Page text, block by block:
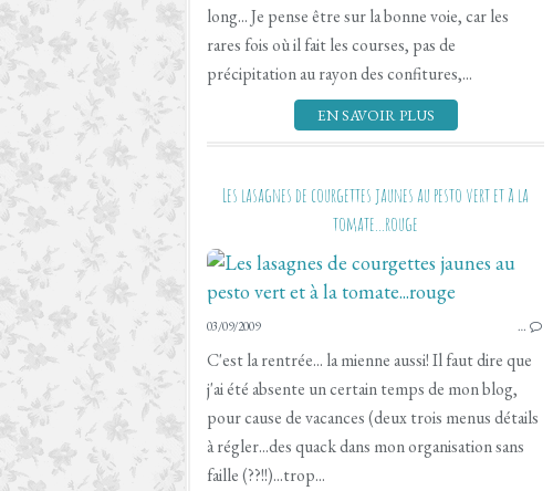
long... Je pense être sur la bonne voie, car les
rares fois où il fait les courses, pas de
précipitation au rayon des confitures,...
EN SAVOIR PLUS
Les lasagnes de courgettes jaunes au pesto vert et à la
tomate...rouge
03/09/2009 …
C'est la rentrée... la mienne aussi! Il faut dire que
j'ai été absente un certain temps de mon blog,
pour cause de vacances (deux trois menus détails
à régler...des quack dans mon organisation sans
faille (??!!)...trop...